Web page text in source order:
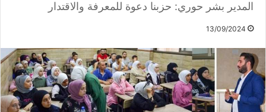
المدير بشر حوري: حزبنا دعوة للمعرفة والاقتدار
13/09/2024